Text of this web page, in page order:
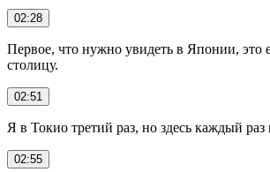
02:28
Первое, что нужно увидеть в Японии, это
столицу.
02:51
Я в Токио третий раз, но здесь каждый
02:55